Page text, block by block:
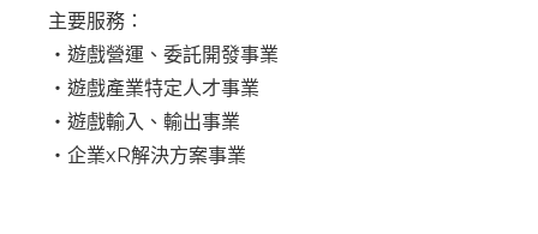
主要服務：
・遊戲營運、委託開發事業
・遊戲產業特定人才事業
・遊戲輸入、輸出事業
・企業xR解決方案事業